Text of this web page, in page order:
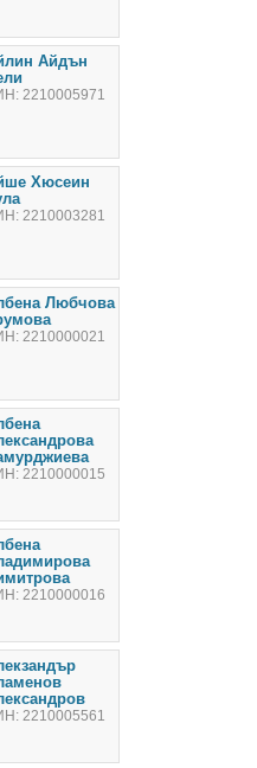
Айдън
2210005971
Хюсеин
2210003281
Любчова
2210000021
2210000015
2210000016
2210005561